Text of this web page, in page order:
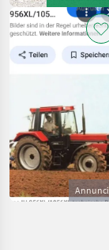
50
MARKETPLACE
Marketplace